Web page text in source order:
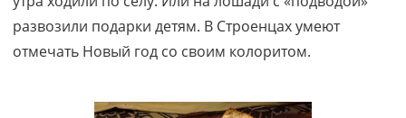
развозили подарки детям. В Строенцах умеют
отмечать Новый год со своим колоритом.